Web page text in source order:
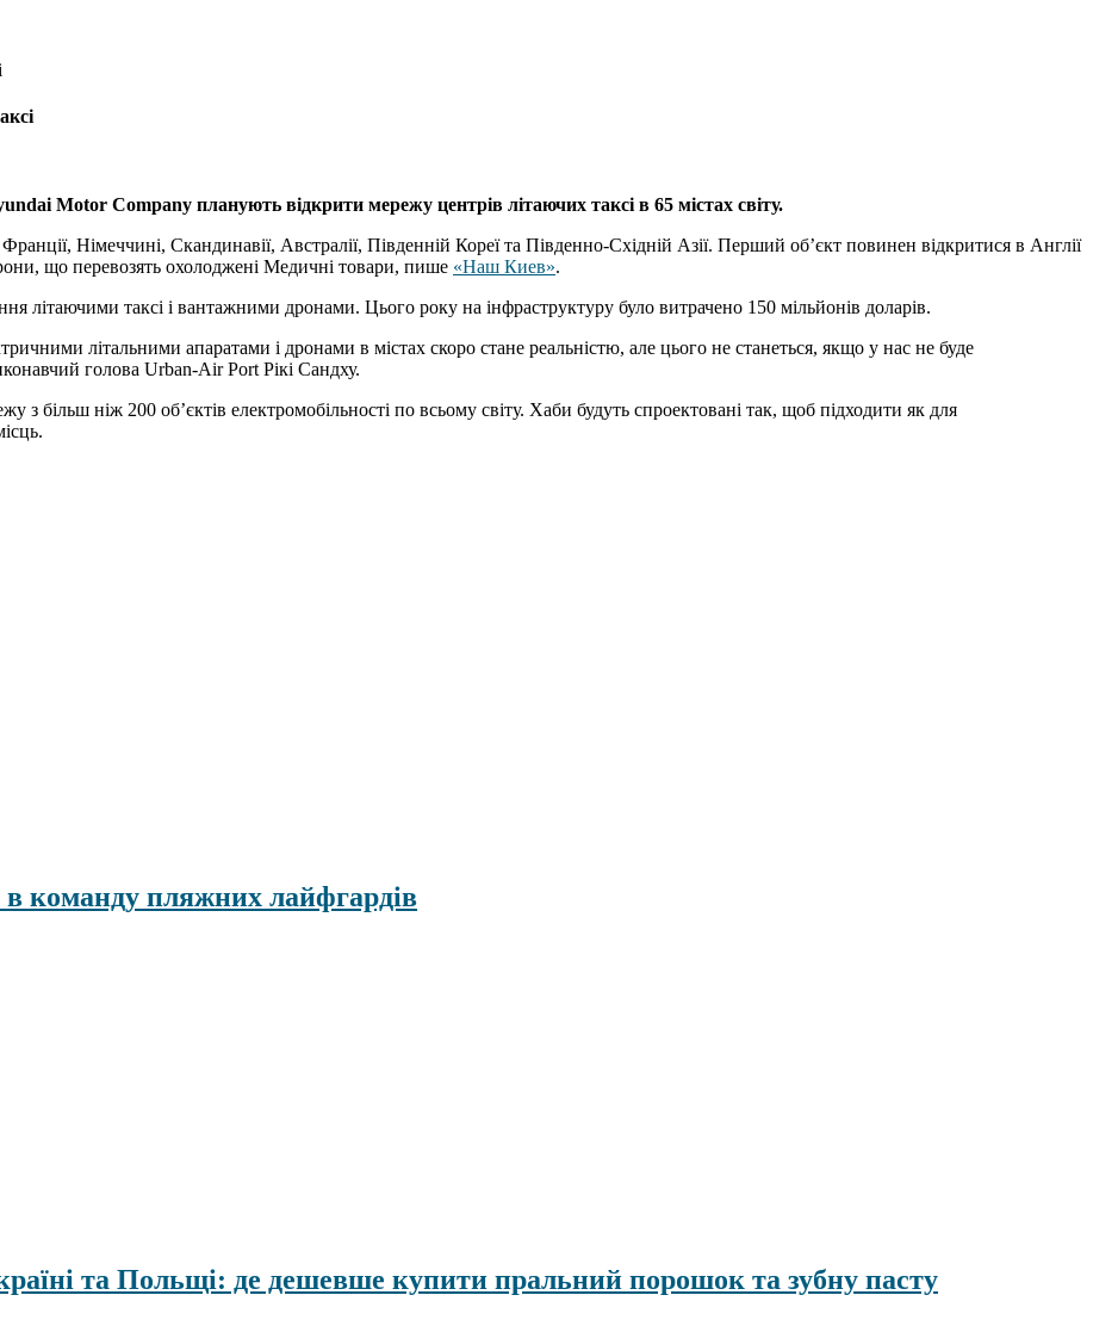
Motor Company планують відкрити мережу центрів літаючих таксі в 65 містах світу.
Німеччині, Скандинавії, Австралії, Південній Кореї та Південно-Східній Азії. Перший об’єкт повинен відкритися в Англії
що перевозять охолоджені Медичні товари, пише «Наш Киев».
літаючими таксі і вантажними дронами. Цього року на інфраструктуру було витрачено 150 мільйонів доларів.
літальними апаратами і дронами в містах скоро стане реальністю, але цього не станеться, якщо у нас не буде
голова Urban-Air Port Рікі Сандху.
більш ніж 200 об’єктів електромобільності по всьому світу. Хаби будуть спроектовані так, щоб підходити як для
в команду пляжних лайфгардів
та Польщі: де дешевше купити пральний порошок та зубну пасту